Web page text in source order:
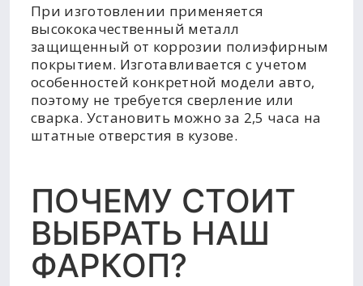
При изготовлении применяется
высококачественный металл
защищенный от коррозии полиэфирным
покрытием. Изготавливается с учетом
особенностей конкретной модели авто,
поэтому не требуется сверление или
сварка. Установить можно за 2,5 часа на
штатные отверстия в кузове.
ПОЧЕМУ СТОИТ
ВЫБРАТЬ НАШ
ФАРКОП?